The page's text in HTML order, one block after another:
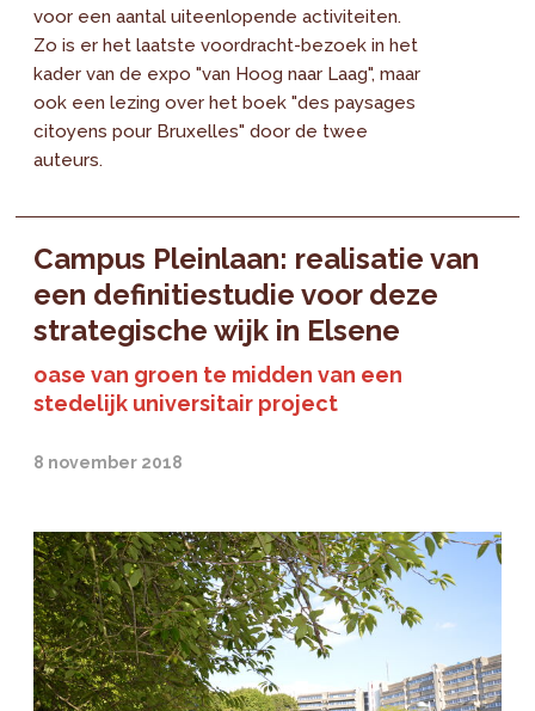
voor een aantal uiteenlopende activiteiten.
Zo is er het laatste voordracht-bezoek in het
kader van de expo "van Hoog naar Laag", maar
ook een lezing over het boek "des paysages
citoyens pour Bruxelles" door de twee
auteurs.
Campus Pleinlaan: realisatie van
een definitiestudie voor deze
strategische wijk in Elsene
oase van groen te midden van een
stedelijk universitair project
8 november 2018